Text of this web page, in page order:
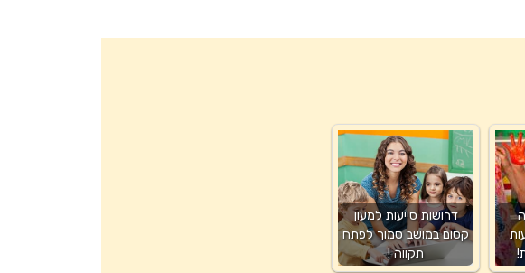
דרושות סייעות למעון
קסום במושב סמוך לפתח
תקווה !